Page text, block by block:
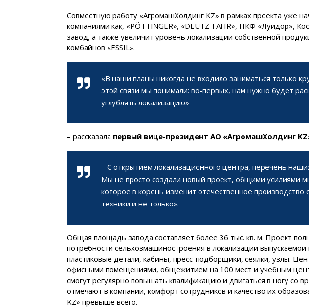
Совместную работу «АгромашХолдинг KZ» в рамках проекта уже
компаниями как, «PÖTTINGER», «DEUTZ-FAHR», ПКФ «Луидор»,
завод, а также увеличит уровень локализации собственной
комбайнов «ESSIL».
«В наши планы никогда не входило заниматься только
этой связи мы понимали: во-первых, нам нужно будет
углублять локализацию»
– рассказала первый вице-президент АО «АгромашХолдинг
– С открытием локализационного центра, перечень
Мы не просто создали новый проект, общими усилиями
которое в корень изменит отечественное производство
техники и не только».
Общая площадь завода составляет более 36 тыс. кв. м. Проект
потребности сельхозмашиностроения в локализации
пластиковые детали, кабины, пресс-подборщики, сеялки, узлы.
офисными помещениями, общежитием на 100 мест и учебным
смогут регулярно повышать квалификацию и двигаться в ногу со
отмечают в компании, комфорт сотрудников и качество их
KZ» превыше всего.